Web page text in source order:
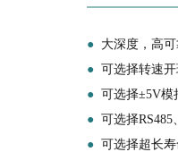
● 大深度，高可
● 可选择转速
● 可选择±5V模
● 可选择
● 可选择超长